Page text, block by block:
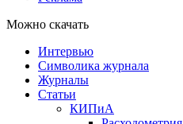
Можно скачать
Интервью
Символика журнала
Журналы
Статьи
КИПиА